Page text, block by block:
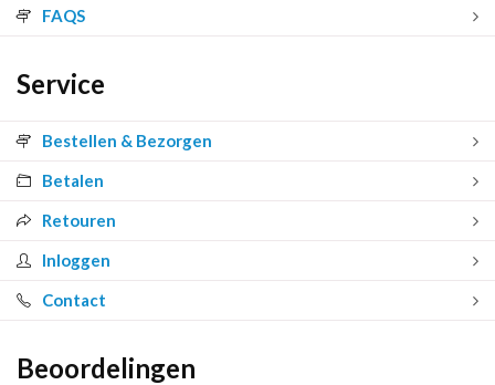
FAQS
Service
Bestellen & Bezorgen
Betalen
Retouren
Inloggen
Contact
Beoordelingen